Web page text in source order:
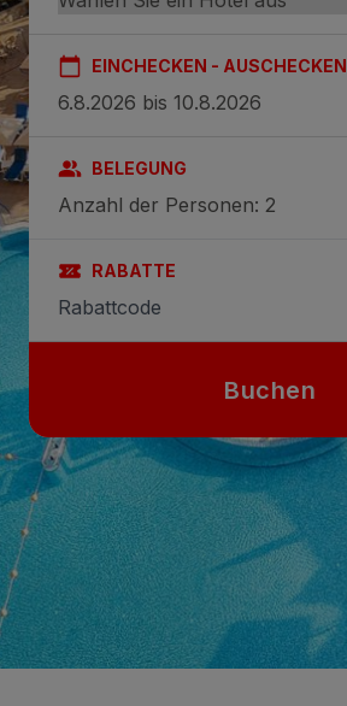
EINCHECKEN - AUSCHECKEN
BELEGUNG
Anzahl der Personen: 2
RABATTE
Buchen